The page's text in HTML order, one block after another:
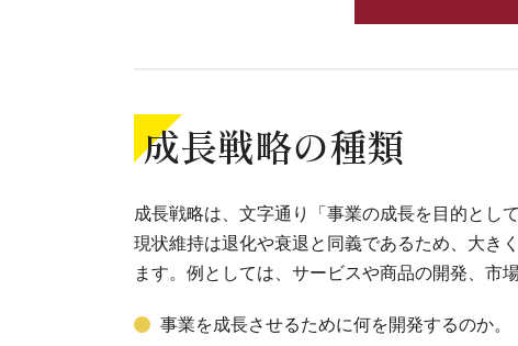
成長戦略の種類
成長戦略は、文字通り「事業の成長を目的とし
現状維持は退化や衰退と同義であるため、大き
ます。例としては、サービスや商品の開発、市
事業を成長させるために何を開発するのか。